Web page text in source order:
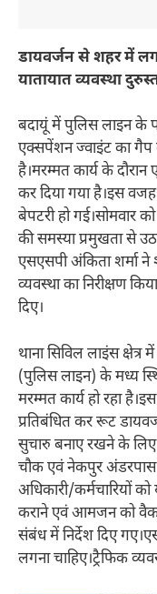
डायवर्जन से शहर में
यातायात व्यवस्था
बदायूं में पुलिस लाइन के
एक्सपेंशन ज्वाइंट का गैप
है।मरम्मत कार्य के
कर दिया गया है।इस
बेपटरी हो गई।सोमवार
की समस्या प्रमुखता से
एसएसपी अंकिता शर्मा ने
व्यवस्था का निरीक्षण
दिए।
थाना सिविल लाइंस क्षेत्र
(पुलिस लाइन) के मध्य
मरम्मत कार्य हो रहा
प्रतिबंधित कर रूट
सुचारु बनाए रखने के लिए
चौक एवं नेकपुर अंडरपास
अधिकारी/कर्मचारियों
कराने एवं आमजन को
संबंध में निर्देश दिए
लगना चाहिए।ट्रैफिक